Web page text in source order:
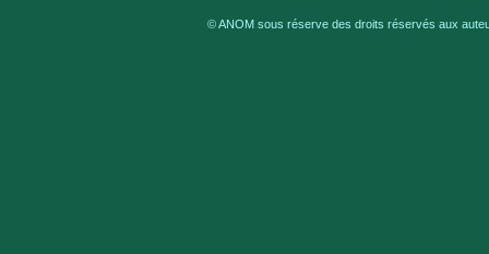
© ANOM sous réserve des droits réservés aux